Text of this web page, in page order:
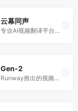
云幕同声
专业AI视频翻译平台，支持视频多语言配音和字幕生成。面向跨境电商和内容出海从业者，提供视频翻译、配音、字幕生成等服务，多语言支持完善。
Gen-2
Runway推出的视频生成模型，专注于文生视频和视频风格转换。面向影视制作人和创意工作者，支持文本到视频、图像到视频等多种生成模式，视频质量专业级。